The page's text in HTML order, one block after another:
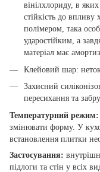
вінілхлориду, в
стійкість до
полімером, така
ударостійким, а
матеріал має
Клейовий шар:
Захисний
пересихання та
Температурний режим:
змінювати форму. У
встановлення плитки
Застосування:
підлоги та стін у всіх